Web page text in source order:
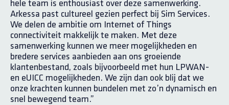
hele team is enthousiast over deze samenwerking.
Arkessa past cultureel gezien perfect bij Sim Services.
We delen de ambitie om Internet of Things
connectiviteit makkelijk te maken. Met deze
samenwerking kunnen we meer mogelijkheden en
bredere services aanbieden aan ons groeiende
klantenbestand, zoals bijvoorbeeld met hun LPWAN-
en eUICC mogelijkheden. We zijn dan ook blij dat we
onze krachten kunnen bundelen met zo’n dynamisch en
snel bewegend team.”